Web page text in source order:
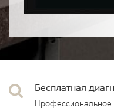
Бесплатная
Профессиональное